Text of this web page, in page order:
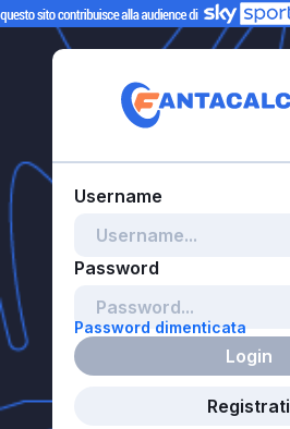
Password dimenticata
Login
Registrati